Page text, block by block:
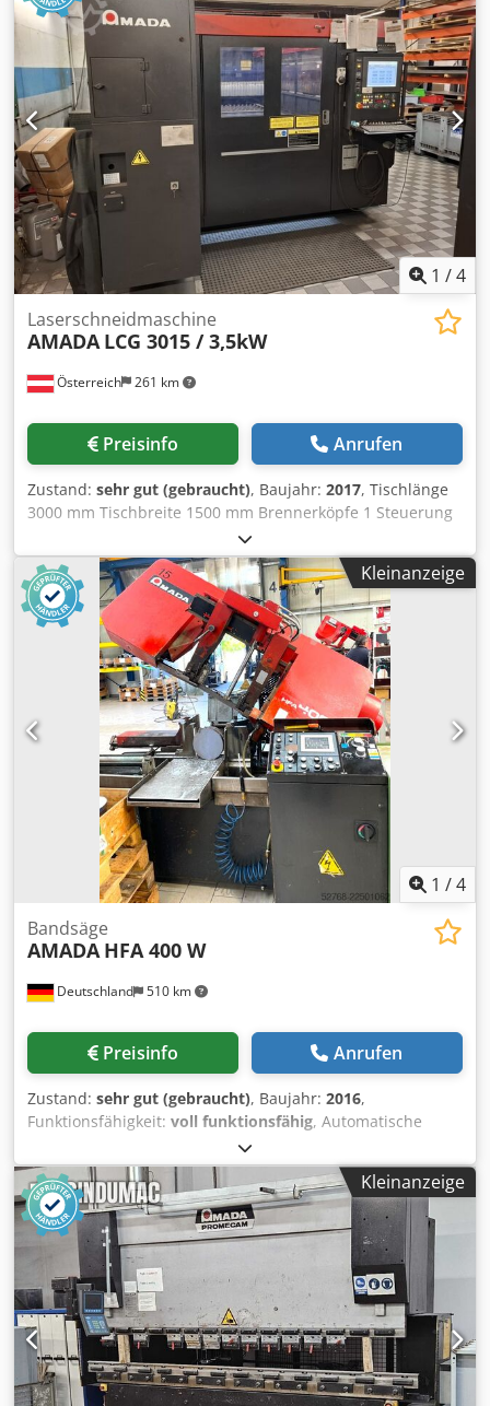
5,8 t Raumbedarf ca.: 3,8 x 2,4 x 2,95 m NC-Abkantpresse,
gesteuerte Achsen Y1, Y2, X1, R, Zubehörschrank mit
Inhalt, wenig gebraucht *
1 /4
Österreich 261 km
Laserschneidmaschine
AMADA LCG 3015 / 3,5kW
Preisinfo Anrufen
Zustand: sehr gut (gebraucht), Baujahr: 2017, Tischlänge
3000 mm Tischbreite 1500 mm Brennerköpfe 1 Steuerung
FANUC AF3500i-C Gesamtleistungsbedarf 3,5 kW
Maschinengewicht ca. 12,5 t Raumbedarf ca. 12300 x 6000
x 2200 m Modell: Amada LCG3015 3.5kw Laserresonator:
AF3500i-C Palettenwechsler: LST 3015 G-Serie Gesteuerte
Achsen: X, Y, Z-Achsen (drei Achsen gleichzeitig gesteuert)
Achsenverfahrweg: 3070 x 1550 x 100mm (Z-Achse) Max.
Materialdicke 20mm Baustahl 10 mm Edelstahl 8 mm
Aluminium (A5052) Max. Verarbeitungsabmessungen:
3070mm x 1550mm Maximale gleichzeitige
Vorschubgeschwindigkeit: X/Y, 170m/min Positionier-
Genauigkeit: +/- 0,01mm Maximale Materialmasse: 920 kg
Nennleistung: 3500W Höhe der Bearbeitungsfläche: 840
mm Breite der Maschine 2840mm Cedpsvwgu Dsfx Amzjrf
Höhe der Maschine 2166 mm Gewicht der Maschine 8.200
Kleinanzeige
1 /4
Deutschland 510 km
Bandsäge
AMADA HFA 400 W
Preisinfo Anrufen
Zustand: sehr gut (gebraucht), Baujahr: 2016,
Funktionsfähigkeit: voll funktionsfähig, Automatische
Bandsäge AMADA HFA 400 W (Baujahr 2016)
Schnittkapazität: Durchmesser rund 420 mm Quadrat 400
x 400 mm Vorschub 5 - 470 mm Mehrfachvorschub bis
9999 mm Späneförderer Crodpfx Ajzrz Ahemzjf
Antriebsleistung 5,5 kW Sägeblattgeschwindigkeit 15 - 90
m / min., stufenlos regelbar Stückzähler Gewicht 2200 kg
*Die Säge ist in einem sehr guten und funktionsfähigen
Zustand*
Kleinanzeige